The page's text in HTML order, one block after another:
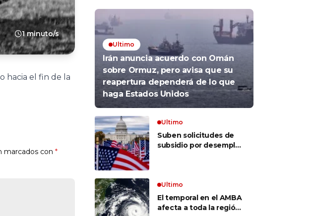
1 minuto/s
hacia el fin de la
marcados con *
Ultimo
Irán anuncia acuerdo con Omán
sobre Ormuz, pero avisa que su
reapertura dependerá de lo que
haga Estados Unidos
Ultimo
Suben solicitudes de
subsidio por desempleo
Ultimo
El temporal en el AMBA
afecta a toda la región: